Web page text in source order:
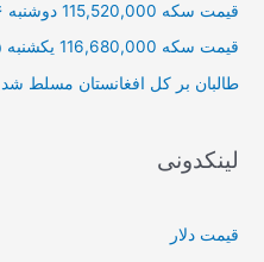
قیمت سکه 115,520,000 دوشنبه ۱۴۰۰/۷/۲۶
قیمت سکه 116,680,000 یکشنبه ۱۴۰۰/۷/۲۵
طالبان بر كل افغانستان مسلط شد
لینکدونی
قیمت دلار